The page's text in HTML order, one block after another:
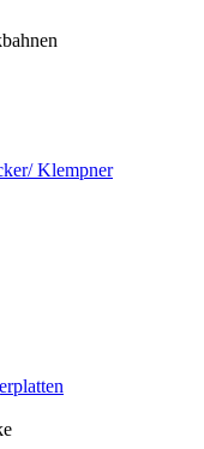
Klempner